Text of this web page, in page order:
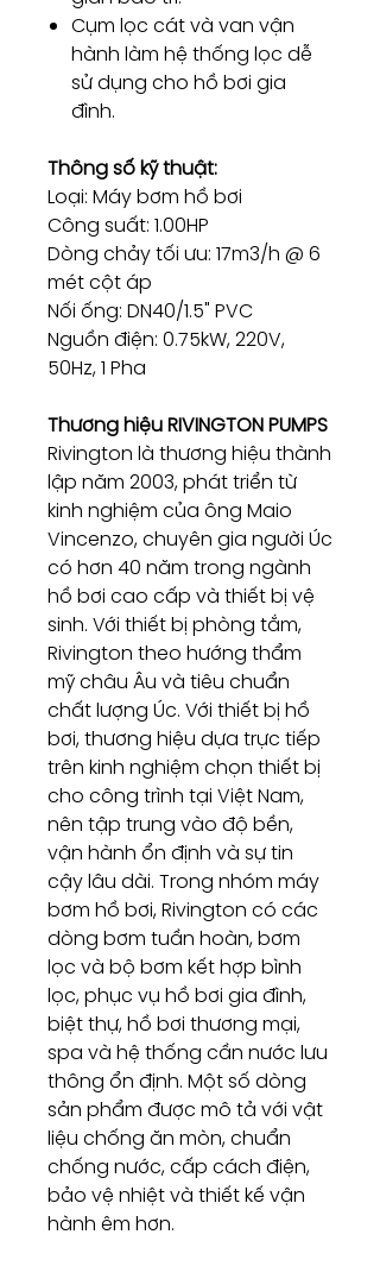
Cụm lọc cát và van vận
hành làm hệ thống lọc dễ
sử dụng cho hồ bơi gia
đình.
Thông số kỹ thuật:
Loại: Máy bơm hồ bơi
Công suất: 1.00HP
Dòng chảy tối ưu: 17m3/h @ 6
mét cột áp
Nối ống: DN40/1.5" PVC
Nguồn điện: 0.75kW, 220V,
50Hz, 1 Pha
Thương hiệu RIVINGTON PUMPS
Rivington là thương hiệu thành
lập năm 2003, phát triển từ
kinh nghiệm của ông Maio
Vincenzo, chuyên gia người Úc
có hơn 40 năm trong ngành
hồ bơi cao cấp và thiết bị vệ
sinh. Với thiết bị phòng tắm,
Rivington theo hướng thẩm
mỹ châu Âu và tiêu chuẩn
chất lượng Úc. Với thiết bị hồ
bơi, thương hiệu dựa trực tiếp
trên kinh nghiệm chọn thiết bị
cho công trình tại Việt Nam,
nên tập trung vào độ bền,
vận hành ổn định và sự tin
cậy lâu dài. Trong nhóm máy
bơm hồ bơi, Rivington có các
dòng bơm tuần hoàn, bơm
lọc và bộ bơm kết hợp bình
lọc, phục vụ hồ bơi gia đình,
biệt thự, hồ bơi thương mại,
spa và hệ thống cần nước lưu
thông ổn định. Một số dòng
sản phẩm được mô tả với vật
liệu chống ăn mòn, chuẩn
chống nước, cấp cách điện,
bảo vệ nhiệt và thiết kế vận
hành êm hơn.